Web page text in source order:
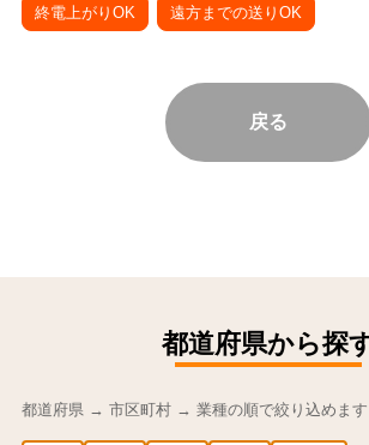
終電上がりOK 遠方までの送りOK
戻る
都道府県から探
都道府県 → 市区町村 → 業種の順で絞り込めます